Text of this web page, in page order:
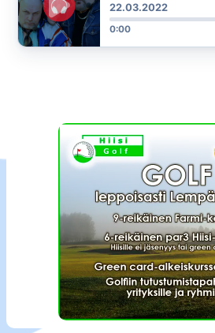
22.03.2022
0:00